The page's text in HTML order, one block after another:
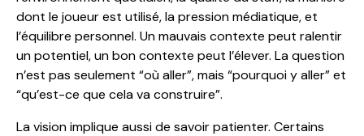
dont le joueur est utilisé, la pression médiatique, et
l’équilibre personnel. Un mauvais contexte peut ralentir
un potentiel, un bon contexte peut l’élever. La question
n’est pas seulement “où aller”, mais “pourquoi y aller” et
“qu’est-ce que cela va construire”.
La vision implique aussi de savoir patienter. Certains